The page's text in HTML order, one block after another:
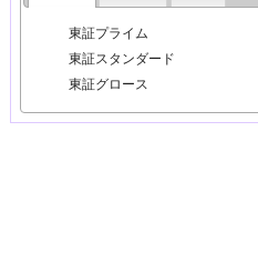
東証プライム
東証スタンダード
東証グロース